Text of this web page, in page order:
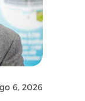
6, 2026